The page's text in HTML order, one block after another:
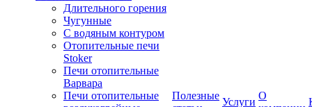
Длительного горения
Чугунные
C водяным контуром
Отопительные печи
Stoker
Печи отопительные
Варвара
Печи отопительные
Полезные
Услуги
О